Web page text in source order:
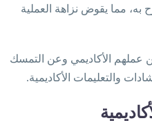
به، مما يقوض نزاهة العملية
عملهم الأكاديمي وعن التمسك
والتعليمات الأكاديمية.